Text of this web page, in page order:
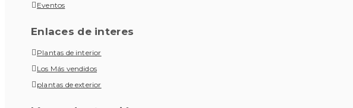
Eventos
Enlaces de interes
Plantas de interior
Los Más vendidos
plantas de exterior